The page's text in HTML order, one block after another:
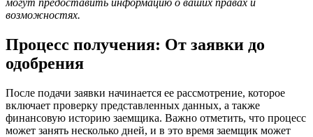
возможностях.
Процесс получения: От заявки до
одобрения
После подачи заявки начинается ее рассмотрение, которое
включает проверку представленных данных, а также
финансовую историю заемщика. Важно отметить, что процесс
может занять несколько дней, и в это время заемщик может